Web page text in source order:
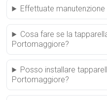
Effettuate
Cosa fare se la
Portomaggiore?
Posso installare
Portomaggiore?